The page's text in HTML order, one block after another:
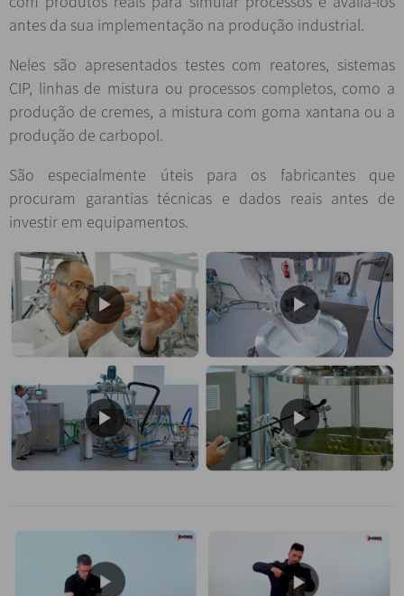
antes da sua implementação na produção industrial.
Neles são apresentados testes com reatores, sistemas
CIP, linhas de mistura ou processos completos, como a
produção de cremes, a mistura com goma xantana ou a
produção de carbopol.
São especialmente úteis para os fabricantes que
procuram garantias técnicas e dados reais antes de
investir em equipamentos.